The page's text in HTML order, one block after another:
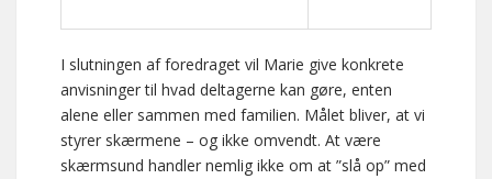
I slutningen af foredraget vil Marie give konkrete
anvisninger til hvad deltagerne kan gøre, enten
alene eller sammen med familien. Målet bliver, at vi
styrer skærmene – og ikke omvendt. At være
skærmsund handler nemlig ikke om at ”slå op” med